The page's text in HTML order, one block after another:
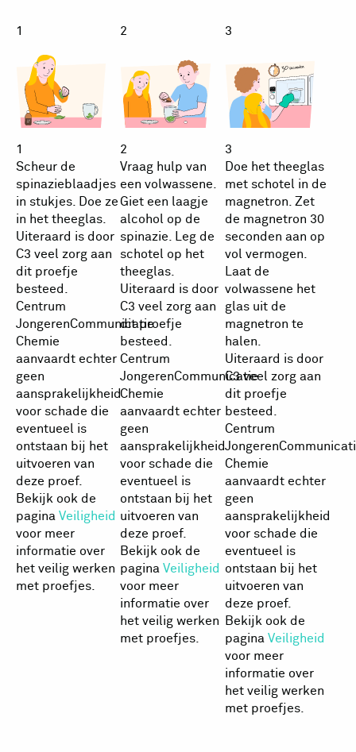
1
1
Scheur de
spinazieblaadjes
in stukjes. Doe ze
in het theeglas.
Uiteraard is door
C3 veel zorg aan
dit proefje
besteed.
Centrum
JongerenCommunicatie
Chemie
aanvaardt echter
geen
aansprakelijkheid
voor schade die
eventueel is
ontstaan bij het
uitvoeren van
deze proef.
Bekijk ook de
pagina Veiligheid
voor meer
informatie over
het veilig werken
met proefjes.
2
2
Vraag hulp van
een volwassene.
Giet een laagje
alcohol op de
spinazie. Leg de
schotel op het
theeglas.
Uiteraard is door
C3 veel zorg aan
dit proefje
besteed.
Centrum
JongerenCommunicatie
Chemie
aanvaardt echter
geen
aansprakelijkheid
voor schade die
eventueel is
ontstaan bij het
uitvoeren van
deze proef.
Bekijk ook de
paginaVeiligheid
voor meer
informatie over
het veilig werken
met proefjes.
3
3
Doe het theeglas
met schotel in de
magnetron. Zet
de magnetron 30
seconden aan op
vol vermogen.
Laat de
volwassene het
glas uit de
magnetron te
halen.
Uiteraard is door
C3 veel zorg aan
dit proefje
besteed.
Centrum
Chemie
aanvaardt echter
geen
aansprakelijkheid
voor schade die
eventueel is
ontstaan bij het
uitvoeren van
deze proef.
Bekijk ook de
pagina Veiligheid
voor meer
informatie over
het veilig werken
met proefjes.